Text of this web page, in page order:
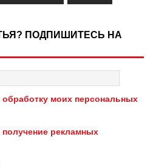
ПОДПИШИТЕСЬ НА
обработку моих персональных
получение рекламных